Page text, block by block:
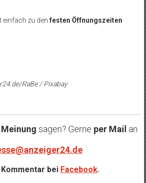
einfach zu den festen Öffnungszeiten
RaBe / Pixabay
Meinung sagen? Gerne per Mail an
Kommentar bei Facebook.